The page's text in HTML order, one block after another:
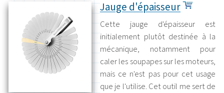
Jauge d'épaisseur
Cette jauge d'épaisseur est
initialement plutôt destinée à la
mécanique, notamment pour
caler les soupapes sur les moteurs,
mais ce n'est pas pour cet usage
que je l'utilise. Cet outil me sert de